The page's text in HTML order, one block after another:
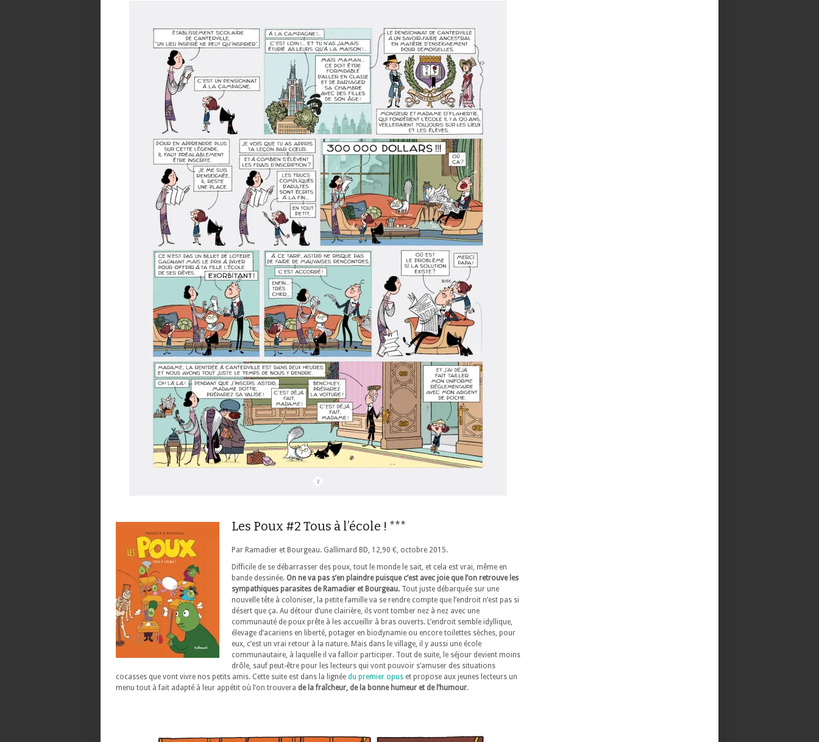
Les Poux #2 Tous à l’école ! ***
Par Ramadier et Bourgeau. Gallimard BD, 12,90 €, octobre 2015.
Difficile de se débarrasser des poux, tout le monde le sait, et cela est vrai, même en
bande dessinée. On ne va pas s’en plaindre puisque c’est avec joie que l’on retrouve les
sympathiques parasites de Ramadier et Bourgeau. Tout juste débarquée sur une
nouvelle tête à coloniser, la petite famille va se rendre compte que l’endroit n’est pas si
désert que ça. Au détour d’une clairière, ils vont tomber nez à nez avec une
communauté de poux prête à les accueillir à bras ouverts. L’endroit semble idyllique,
élevage d’acariens en liberté, potager en biodynamie ou encore toilettes sèches, pour
eux, c’est un vrai retour à la nature. Mais dans le village, il y aussi une école
communautaire, à laquelle il va falloir participer. Tout de suite, le séjour devient moins
drôle, sauf peut-être pour les lecteurs qui vont pouvoir s’amuser des situations
cocasses que vont vivre nos petits amis. Cette suite est dans la lignée du premier opus et propose aux jeunes lecteurs un
menu tout à fait adapté à leur appétit où l’on trouvera de la fraîcheur, de la bonne humeur et de l’humour.